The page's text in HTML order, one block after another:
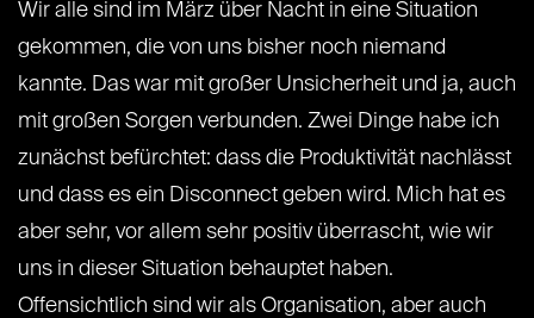
Wir alle sind im März über Nacht in eine Situation
gekommen, die von uns bisher noch niemand
kannte. Das war mit großer Unsicherheit und ja, auch
mit großen Sorgen verbunden. Zwei Dinge habe ich
zunächst befürchtet: dass die Produktivität nachlässt
und dass es ein Disconnect geben wird. Mich hat es
aber sehr, vor allem sehr positiv überrascht, wie wir
uns in dieser Situation behauptet haben.
Offensichtlich sind wir als Organisation, aber auch